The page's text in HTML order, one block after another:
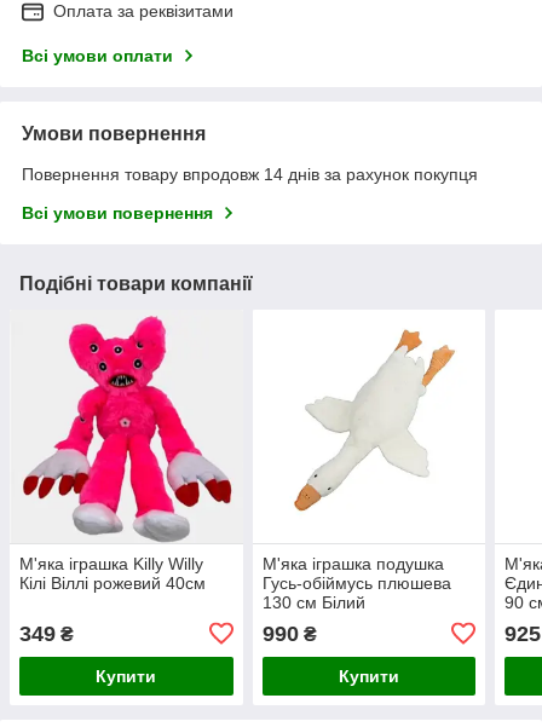
Оплата за реквізитами
Всі умови оплати
Умови повернення
Повернення товару впродовж 14 днів за рахунок покупця
Всі умови повернення
Подібні товари компанії
М'яка іграшка Killy Willy
Кілі Віллі рожевий 40см
349 ₴
Купити
М'яка іграшка подушка
Гусь-обіймусь плюшева
130 см Білий
990₴
Купити
90
925